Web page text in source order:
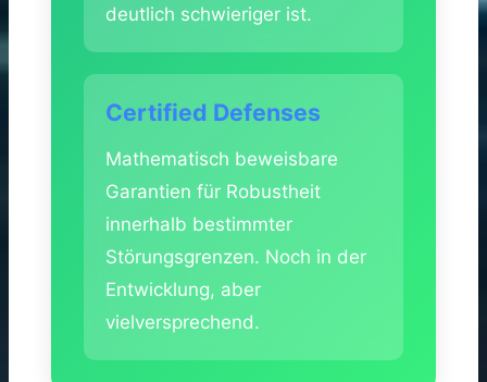
deutlich schwieriger ist.
Certified Defenses
Mathematisch beweisbare
Garantien für Robustheit
innerhalb bestimmter
Störungsgrenzen. Noch in der
Entwicklung, aber
vielversprechend.